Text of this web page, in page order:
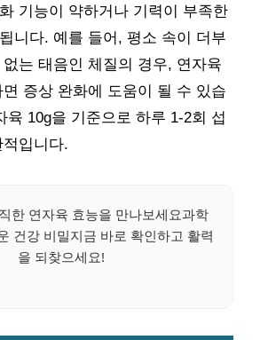
기능이 약하거나 기력이 부족한
니다. 예를 들어, 평소 속이 더부
는 태음인 체질의 경우, 연자육
증상 완화에 도움이 될 수 있습
육 10g을 기준으로 하루 1-2회 섭
입니다.
한 연자육 효능을 만나보세요과학
건강 비밀지금 바로 확인하고 활력
을 되찾으세요!